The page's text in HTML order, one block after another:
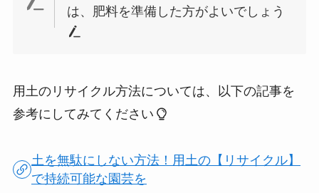
は、肥料を準備した方がよいでしょう
用土のリサイクル方法については、以下の記事を
参考にしてみてください
土を無駄にしない方法！用土の【リサイクル】
で持続可能な園芸を